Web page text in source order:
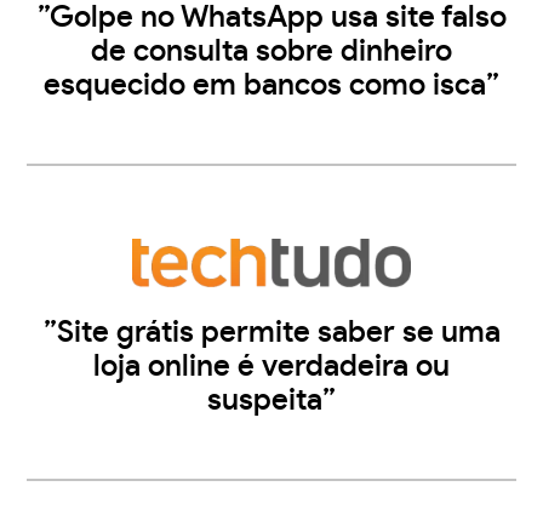
”Golpe no WhatsApp usa site falso
de consulta sobre dinheiro
esquecido em bancos como isca”
”Site grátis permite saber se uma
loja online é verdadeira ou
suspeita”